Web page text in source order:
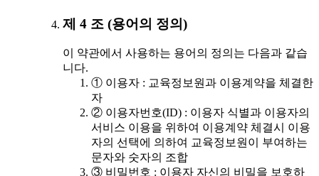
제 4 조 (용어의 정의)
이 약관에서 사용하는 용어의 정의는 다음과 같습
니다.
① 이용자 : 교육정보원과 이용계약을 체결한
자
② 이용자번호(ID) : 이용자 식별과 이용자의
서비스 이용을 위하여 이용계약 체결시 이용
자의 선택에 의하여 교육정보원이 부여하는
문자와 숫자의 조합
③ 비밀번호 : 이용자 자신의 비밀을 보호하